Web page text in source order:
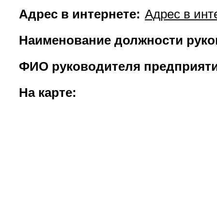
Адрес в интернете: Адрес в
Наименование должности
ФИО руководителя
На карте: